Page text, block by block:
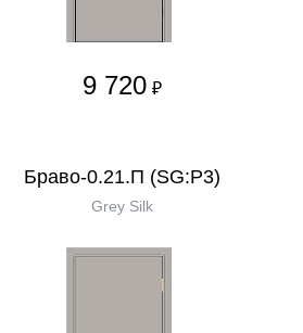
9 720 ₽
Браво-0.21.П (SG:P3)
Grey Silk